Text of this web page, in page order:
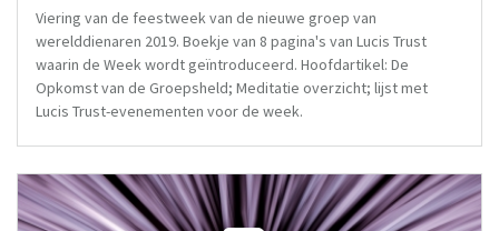
Viering van de feestweek van de nieuwe groep van
werelddienaren 2019. Boekje van 8 pagina's van Lucis Trust
waarin de Week wordt geïntroduceerd. Hoofdartikel: De
Opkomst van de Groepsheld; Meditatie overzicht; lijst met
Lucis Trust-evenementen voor de week.